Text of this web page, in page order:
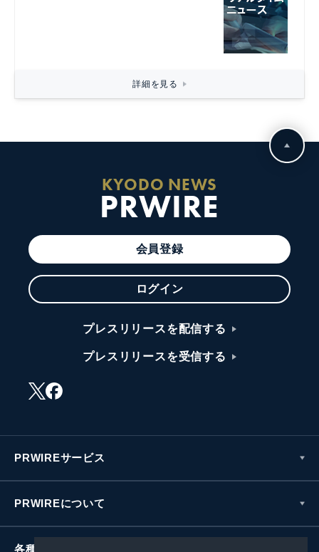
詳細を見る
KYODO NEWS
PRWIRE
会員登録
ログイン
プレスリリースを配信する
プレスリリースを受信する
PRWIREサービス
PRWIREについて
各種お問い合わせ